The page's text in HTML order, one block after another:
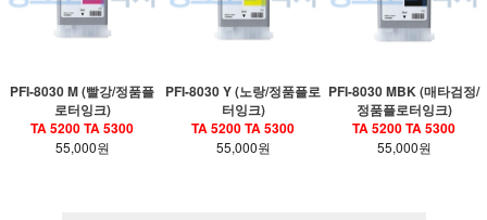
PFI-8030 M (빨강/정품플
로터잉크)
TA 5200 TA 5300
55,000원
PFI-8030 Y (노랑/정품플로
터잉크)
TA 5200 TA 5300
55,000원
PFI-8030 MBK (매타검정/
정품플로터잉크)
TA 5200 TA 5300
55,000원